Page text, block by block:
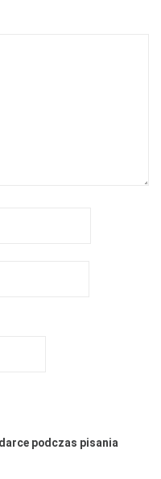
podczas pisania